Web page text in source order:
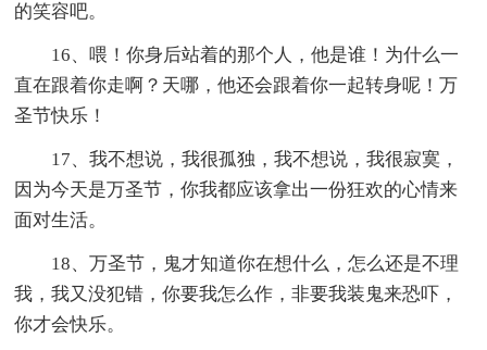
的笑容吧。
16、喂！你身后站着的那个人，他是谁！为什么一
直在跟着你走啊？天哪，他还会跟着你一起转身呢！万
圣节快乐！
17、我不想说，我很孤独，我不想说，我很寂寞，
因为今天是万圣节，你我都应该拿出一份狂欢的心情来
面对生活。
18、万圣节，鬼才知道你在想什么，怎么还是不理
我，我又没犯错，你要我怎么作，非要我装鬼来恐吓，
你才会快乐。